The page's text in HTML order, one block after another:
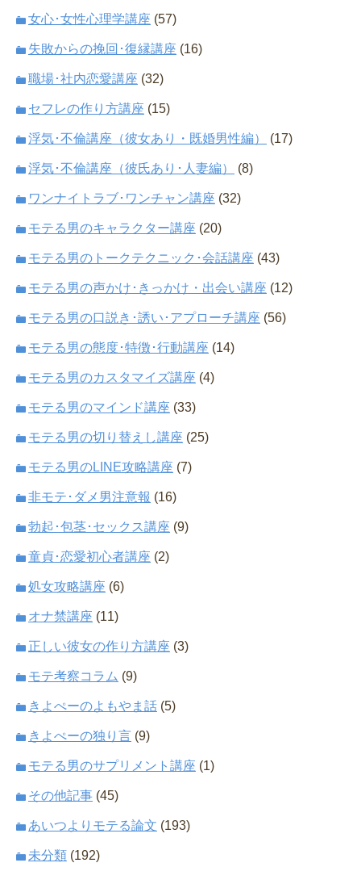
女心･女性心理学講座 (57)
失敗からの挽回･復縁講座 (16)
職場･社内恋愛講座 (32)
セフレの作り方講座 (15)
浮気･不倫講座（彼女あり・既婚男性編） (17)
浮気･不倫講座（彼氏あり･人妻編） (8)
ワンナイトラブ･ワンチャン講座 (32)
モテる男のキャラクター講座 (20)
モテる男のトークテクニック･会話講座 (43)
モテる男の声かけ･きっかけ・出会い講座 (12)
モテる男の口説き･誘い･アプローチ講座 (56)
モテる男の態度･特徴･行動講座 (14)
モテる男のカスタマイズ講座 (4)
モテる男のマインド講座 (33)
モテる男の切り替えし講座 (25)
モテる男のLINE攻略講座 (7)
非モテ･ダメ男注意報 (16)
勃起･包茎･セックス講座 (9)
童貞･恋愛初心者講座 (2)
処女攻略講座 (6)
オナ禁講座 (11)
正しい彼女の作り方講座 (3)
モテ考察コラム (9)
きよぺーのよもやま話 (5)
きよぺーの独り言 (9)
モテる男のサプリメント講座 (1)
その他記事 (45)
あいつよりモテる論文 (193)
未分類 (192)